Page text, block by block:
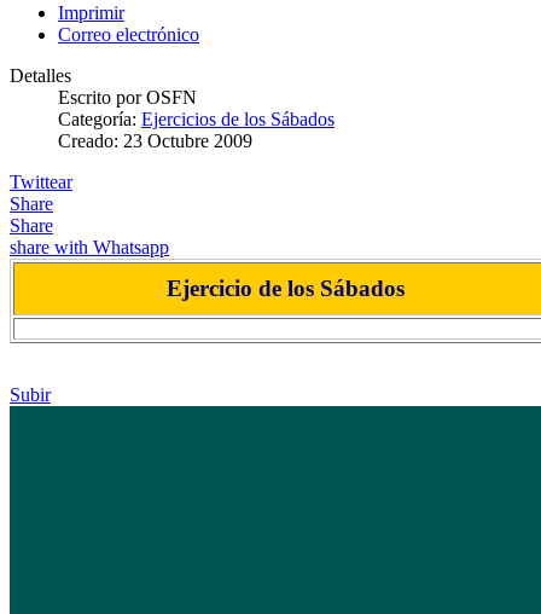
Imprimir
Correo electrónico
Detalles
Escrito porOSFN
Categoría: Ejercicios de los Sábados
Creado: 23 Octubre 2009
Twittear
Share
Share
share with Whatsapp
Ejercicio de los Sábados
Subir